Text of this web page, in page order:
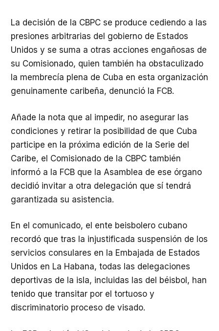
La decisión de la CBPC se produce cediendo a las
presiones arbitrarias del gobierno de Estados
Unidos y se suma a otras acciones engañosas de
su Comisionado, quien también ha obstaculizado
la membrecía plena de Cuba en esta organización
genuinamente caribeña, denunció la FCB.
Añade la nota que al impedir, no asegurar las
condiciones y retirar la posibilidad de que Cuba
participe en la próxima edición de la Serie del
Caribe, el Comisionado de la CBPC también
informó a la FCB que la Asamblea de ese órgano
decidió invitar a otra delegación que sí tendrá
garantizada su asistencia.
En el comunicado, el ente beisbolero cubano
recordó que tras la injustificada suspensión de los
servicios consulares en la Embajada de Estados
Unidos en La Habana, todas las delegaciones
deportivas de la isla, incluidas las del béisbol, han
tenido que transitar por el tortuoso y
discriminatorio proceso de visado.